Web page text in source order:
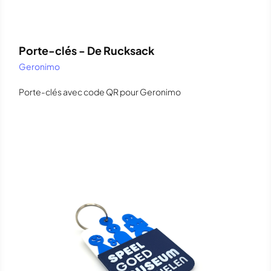
Porte-clés - De Rucksack
Geronimo
Porte-clés avec code QR pour Geronimo